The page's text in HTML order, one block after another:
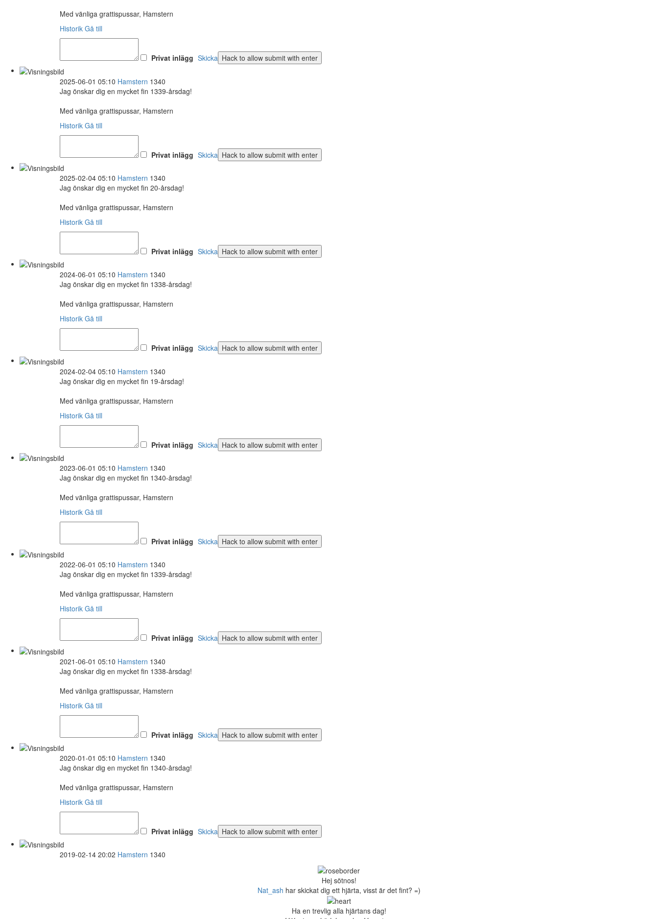
Med vänliga grattispussar, Hamstern
Historik Gå till
Privat inlägg Skicka
2025-06-01 05:10 Hamstern 1340
Jag önskar dig en mycket fin 1339-årsdag!
Med vänliga grattispussar, Hamstern
Historik Gå till
Privat inlägg Skicka
2025-02-04 05:10 Hamstern 1340
Jag önskar dig en mycket fin 20-årsdag!
Med vänliga grattispussar, Hamstern
Historik Gå till
Privat inlägg Skicka
2024-06-01 05:10 Hamstern 1340
Jag önskar dig en mycket fin 1338-årsdag!
Med vänliga grattispussar, Hamstern
Historik Gå till
Privat inlägg Skicka
2024-02-04 05:10 Hamstern 1340
Jag önskar dig en mycket fin 19-årsdag!
Med vänliga grattispussar, Hamstern
Historik Gå till
Privat inlägg Skicka
2023-06-01 05:10 Hamstern 1340
Jag önskar dig en mycket fin 1340-årsdag!
Med vänliga grattispussar, Hamstern
Historik Gå till
Privat inlägg Skicka
2022-06-01 05:10 Hamstern 1340
Jag önskar dig en mycket fin 1339-årsdag!
Med vänliga grattispussar, Hamstern
Historik Gå till
Privat inlägg Skicka
2021-06-01 05:10 Hamstern 1340
Jag önskar dig en mycket fin 1338-årsdag!
Med vänliga grattispussar, Hamstern
Historik Gå till
Privat inlägg Skicka
2020-01-01 05:10 Hamstern 1340
Jag önskar dig en mycket fin 1340-årsdag!
Med vänliga grattispussar, Hamstern
Historik Gå till
Privat inlägg Skicka
2019-02-14 20:02 Hamstern 1340
Hej sötnos!
Nat_ash har skickat dig ett hjärta, visst är det fint? =)
Ha en trevlig alla hjärtans dag!